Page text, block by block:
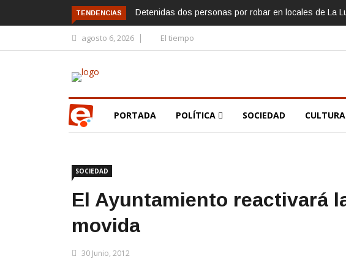
TENDENCIAS Detenidas dos personas por robar en locales de La
agosto 6, 2026 El tiempo
PORTADA POLÍTICA SOCIEDAD CULTURA
SOCIEDAD
El Ayuntamiento reactivará
movida
30 Junio, 2012